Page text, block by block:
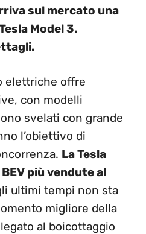
sul mercato una
Model 3.
elettriche offre
con modelli
svelati con grande
l’obiettivo di
La Tesla
più vendute al
ultimi tempi non sta
migliore della
al boicottaggio